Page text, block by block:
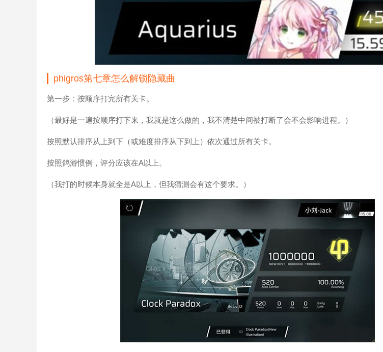
phigros第七章怎么解锁隐藏曲
第一步：按顺序打完所有关卡。
（最好是一遍按顺序打下来，我就是这么做的，我不清楚中间被打断了会不会影响进程。）
按照默认排序从上到下（或难度排序从下到上）依次通过所有关卡。
按照鸽游惯例，评分应该在A以上。
（我打的时候本身就全是A以上，但我猜测会有这个要求。）